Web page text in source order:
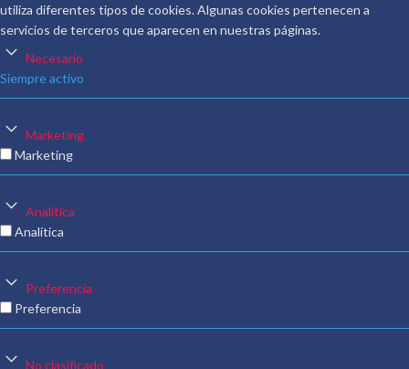
utiliza diferentes tipos de cookies. Algunas cookies pertenecen a
servicios de terceros que aparecen en nuestras páginas.
Necesario
Siempre activo
Marketing
Marketing
Analítica
Analítica
Preferencia
Preferencia
No clasificado